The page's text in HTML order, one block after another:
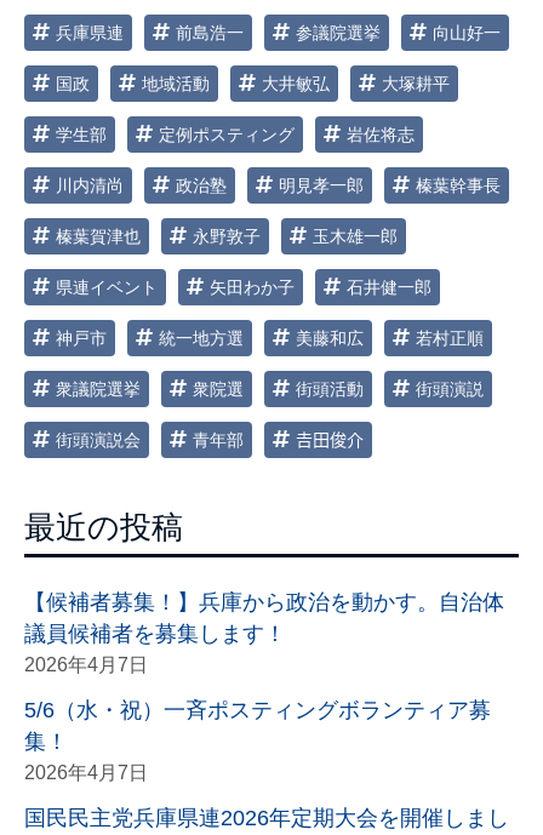
兵庫県連 前島浩一 参議院選挙 向山好一
国政 地域活動 大井敏弘 大塚耕平
学生部 定例ポスティング 岩佐将志
川内清尚 政治塾 明見孝一郎 榛葉幹事長
榛葉賀津也 永野敦子 玉木雄一郎
県連イベント 矢田わか子 石井健一郎
神戸市 統一地方選 美藤和広 若村正順
衆議院選挙 衆院選 街頭活動 街頭演説
街頭演説会 青年部 𠮷田俊介
最近の投稿
【候補者募集！】兵庫から政治を動かす。自治体
議員候補者を募集します！
2026年4月7日
5/6（水・祝）一斉ポスティングボランティア募
集！
2026年4月7日
国民民主党兵庫県連2026年定期大会を開催しまし